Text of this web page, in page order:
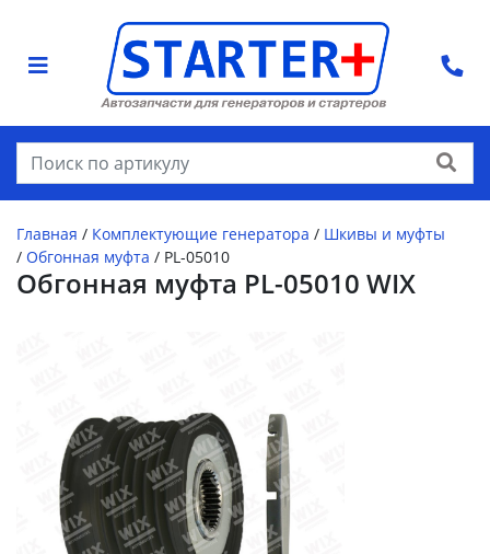
Найти
Главная / Комплектующие генератора / Шкивы и муфты
/ Обгонная муфта / PL-05010
Обгонная муфта PL-05010 WIX